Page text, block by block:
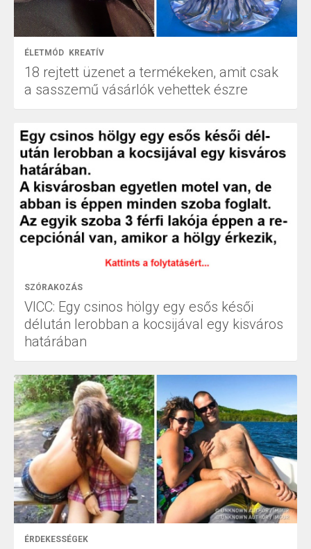
ÉLETMÓD KREATÍV
18 rejtett üzenet a termékeken, amit csak
a sasszemű vásárlók vehettek észre
SZÓRAKOZÁS
VICC: Egy csinos hölgy egy esős késői
délután lerobban a kocsijával egy kisváros
határában
ÉRDEKESSÉGEK